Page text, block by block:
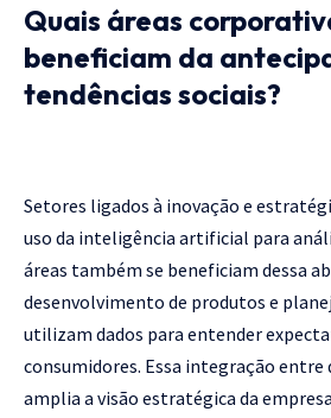
Quais áreas
beneficiam da
tendências sociais?
Setores ligados à inovação e
uso da inteligência artificial para
áreas também se beneficiam dessa
desenvolvimento de produtos e
utilizam dados para entender
consumidores. Essa integração entre
amplia a visão estratégica da